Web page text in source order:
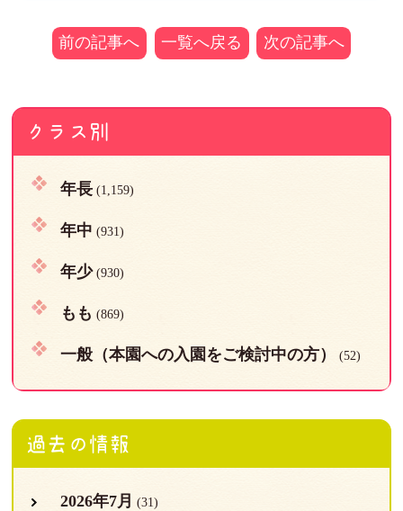
前の記事へ 一覧へ戻る 次の記事へ
クラス別
年長(1,159)
年中 (931)
年少(930)
もも (869)
一般（本園への入園をご検討中の方） (52)
過去の情報
2026年7月 (31)